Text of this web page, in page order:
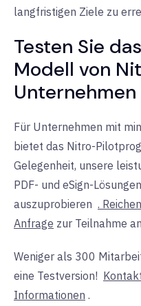
langfristigen Ziele zu
Testen Sie
Modell von
Unternehmen
Für Unternehmen mit
bietet das Nitro-
Gelegenheit, unsere
PDF- und eSign-
auszuprobieren .
Anfrage zur Teilnahme
Weniger als 300
eine Testversion!
Informationen .